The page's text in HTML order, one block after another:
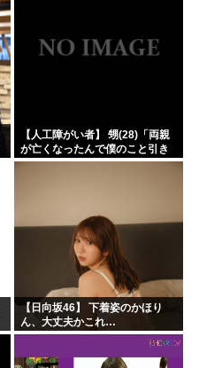
【人工障がい者】 甥(28)「両親
が亡くなったんで僕のこと引き
取ってほしいんですけど！」な
【日向坂46】 下着姿のかほり
ん、大丈夫かこれ…